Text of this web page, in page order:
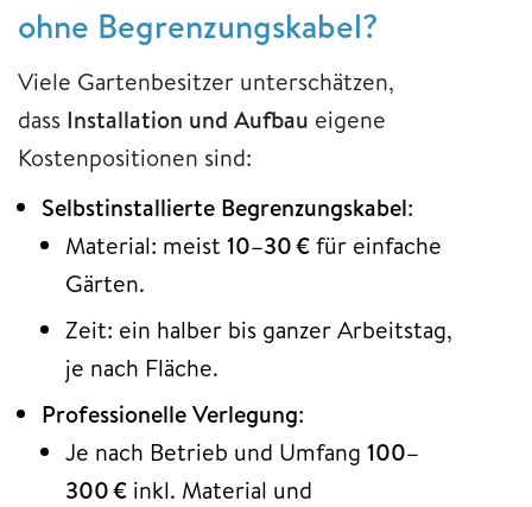
ohne Begrenzungskabel?
Viele Gartenbesitzer unterschätzen,
dass Installation und Aufbau eigene
Kostenpositionen sind:
Selbstinstallierte Begrenzungskabel:
Material: meist 10–30 €für einfache
Gärten.
Zeit: ein halber bis ganzer Arbeitstag,
je nach Fläche.
Professionelle Verlegung:
Je nach Betrieb und Umfang 100–
300 € inkl. Material und